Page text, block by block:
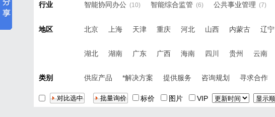
行业 智能协同办公 (10) 智能综合监管 (6) 公共事业管理 (7)
地区 北京 上海 天津 重庆 河北 山西 内蒙古 辽宁
湖北 湖南 广东 广西 海南 四川 贵州 云南
类别 供应产品 *解决方案 提供服务 咨询规划 寻求合作
标价 图片 VIP